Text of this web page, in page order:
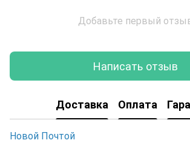
Добавьте первый
Написать отзыв
Доставка Оплата
Новой Почтой